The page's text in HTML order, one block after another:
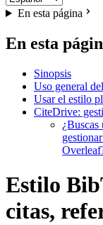
En esta página
En esta
Sinopsis
Uso general
Usar el estilo
CiteDrive:
¿Buscas
Estilo
citas,